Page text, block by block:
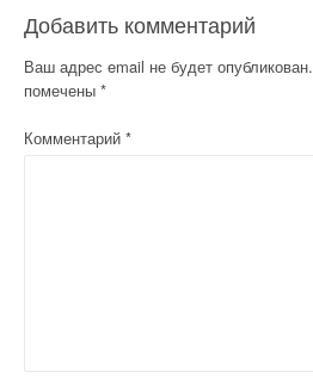
г
а
ц
и
Добавить комментарий
Ваш адрес email не будет опубликован.
помечены *
Комментарий *